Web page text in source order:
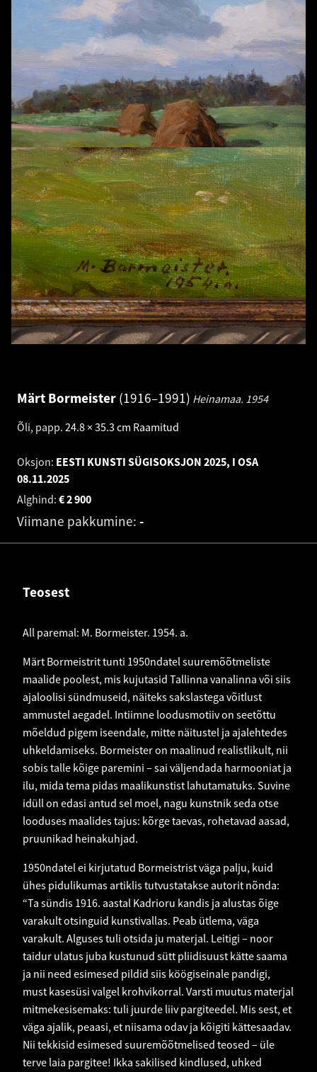
Märt Bormeister 1916–1991 Heinamaa. 1954
Õli, papp. 24.8 × 35.3 cm Raamitud
Oksjon: EESTI KUNSTI SÜGISOKSJON 2025, I OSA
08.11.2025
Alghind:
2 900
€
Viimane pakkumine: -
Teosest
All paremal: M. Bormeister. 1954. a.
Märt Bormeistrit tunti 1950ndatel suuremõõtmeliste
maalide poolest, mis kujutasid Tallinna vanalinna või siis
ajaloolisi sündmuseid, näiteks sakslastega võitlust
ammustel aegadel. Intiimne loodusmotiiv on seetõttu
mõeldud pigem iseendale, mitte näitustel ja ajalehtedes
uhkeldamiseks. Bormeister on maalinud realistlikult, nii
sobis talle kõige paremini – sai väljendada harmooniat ja
ilu, mida tema pidas maalikunstist lahutamatuks. Suvine
idüll on edasi antud sel moel, nagu kunstnik seda otse
looduses maalides tajus: kõrge taevas, rohetavad aasad,
pruunikad heinakuhjad.
1950ndatel ei kirjutatud Bormeistrist väga palju, kuid
ühes pidulikumas artiklis tutvustatakse autorit nõnda:
“Ta sündis 1916. aastal Kadrioru kandis ja alustas õige
varakult otsinguid kunstivallas. Peab ütlema, väga
varakult. Alguses tuli otsida ju materjal. Leitigi – noor
taidur ulatus juba kustunud sütt pliidisuust kätte saama
ja nii need esimesed pildid siis köögiseinale pandigi,
must kasesüsi valgel krohvikorral. Varsti muutus materjal
mitmekesisemaks: tuli juurde liiv pargiteedel. Mis sest, et
väga ajalik, peaasi, et niisama odav ja kõigiti kättesaadav.
Nii tekkisid esimesed suuremõõtmelised teosed – üle
terve laia pargitee! Ikka sakilised kindlused, uhked